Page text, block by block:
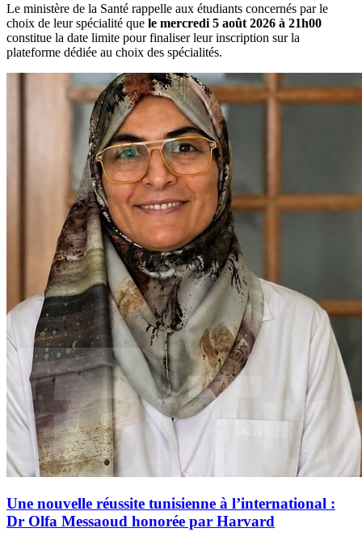
Le ministère de la Santé rappelle aux étudiants concernés par le
choix de leur spécialité que le mercredi 5 août 2026 à 21h00
constitue la date limite pour finaliser leur inscription sur la
plateforme dédiée au choix des spécialités.
Une nouvelle réussite tunisienne à l’international :
Dr Olfa Messaoud honorée par Harvard